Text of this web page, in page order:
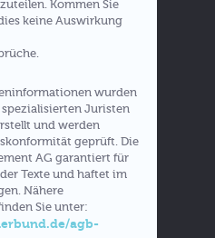
Kommen Sie
keine Auswirkung
wurden
Juristen
und werden
geprüft. Die
AG garantiert für
Texte und haftet im
Nähere
Sie unter:
agb-